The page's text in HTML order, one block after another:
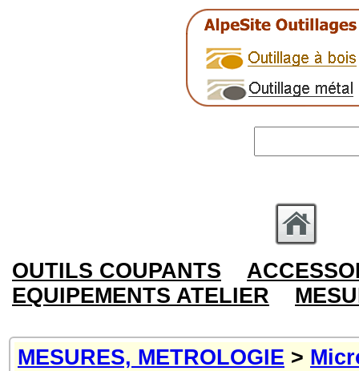
OUTILS COUPANTS
EQUIPEMENTS ATELIER
MESURES, METROLOGIE >